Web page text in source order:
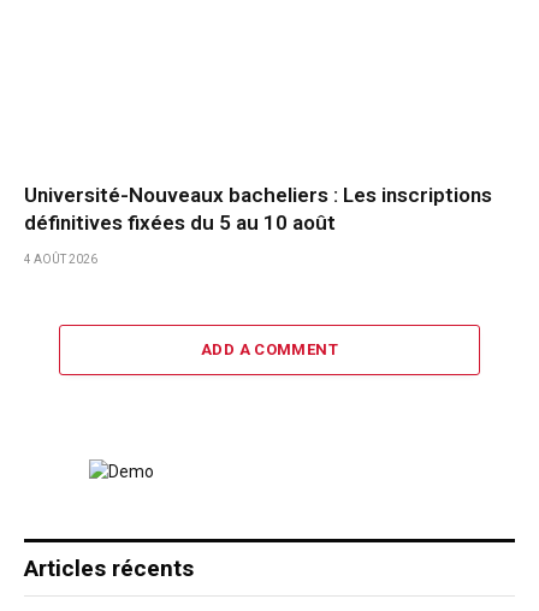
Université-Nouveaux bacheliers : Les inscriptions
définitives fixées du 5 au 10 août
4 AOÛT 2026
ADD A COMMENT
Articles récents